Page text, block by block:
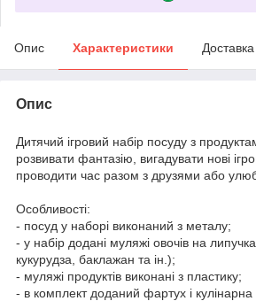
Опис Характеристики Доставка
Опис
Дитячий ігровий набір посуду з
розвивати фантазію, вигадувати нові
проводити час разом з друзями або
Особливості:
- посуд у наборі виконаний з металу;
- у набір додані муляжі овочів на
кукурудза, баклажан та ін.);
- муляжі продуктів виконані з пластику;
- в комплект доданий фартух і